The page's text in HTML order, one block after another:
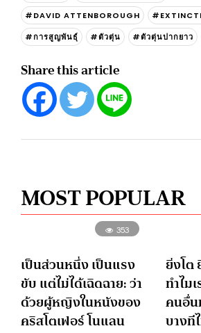
#DAVID ATTENBOROUGH
#การสูญพันธุ์
#ตัวตุ่น #ตัวตุ่นปากยาว
Share this article
MOST POPULAR
353
เป็นส่วนหนึ่ง เป็นแรง
ขับ แต่ไม่ได้เฉิดฉาย: ว่า
ด้วยผู้หญิงในหนังของ
คริสโตเฟอร์ โนแลน
ยิ่งโต
ทำไม
คนอื่
บางที